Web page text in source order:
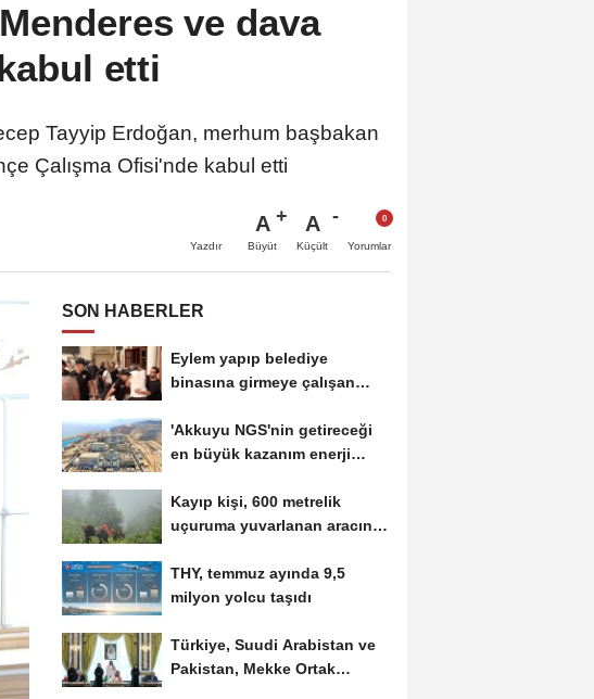
ve dava
etti
Tayyip Erdoğan, merhum başbakan
Çalışma Ofisi'nde kabul etti
Yazdır
A
Büyüt
A
Küçült Yorumlar
SON HABERLER
Eylem yapıp belediye
binasına girmeye çalışan
'Akkuyu NGS'nin getireceği
en büyük kazanım enerji
Kayıp kişi, 600 metrelik
uçuruma yuvarlanan aracında
THY, temmuz ayında 9,5
milyon yolcu taşıdı
Türkiye, Suudi Arabistan ve
Pakistan, Mekke Ortak